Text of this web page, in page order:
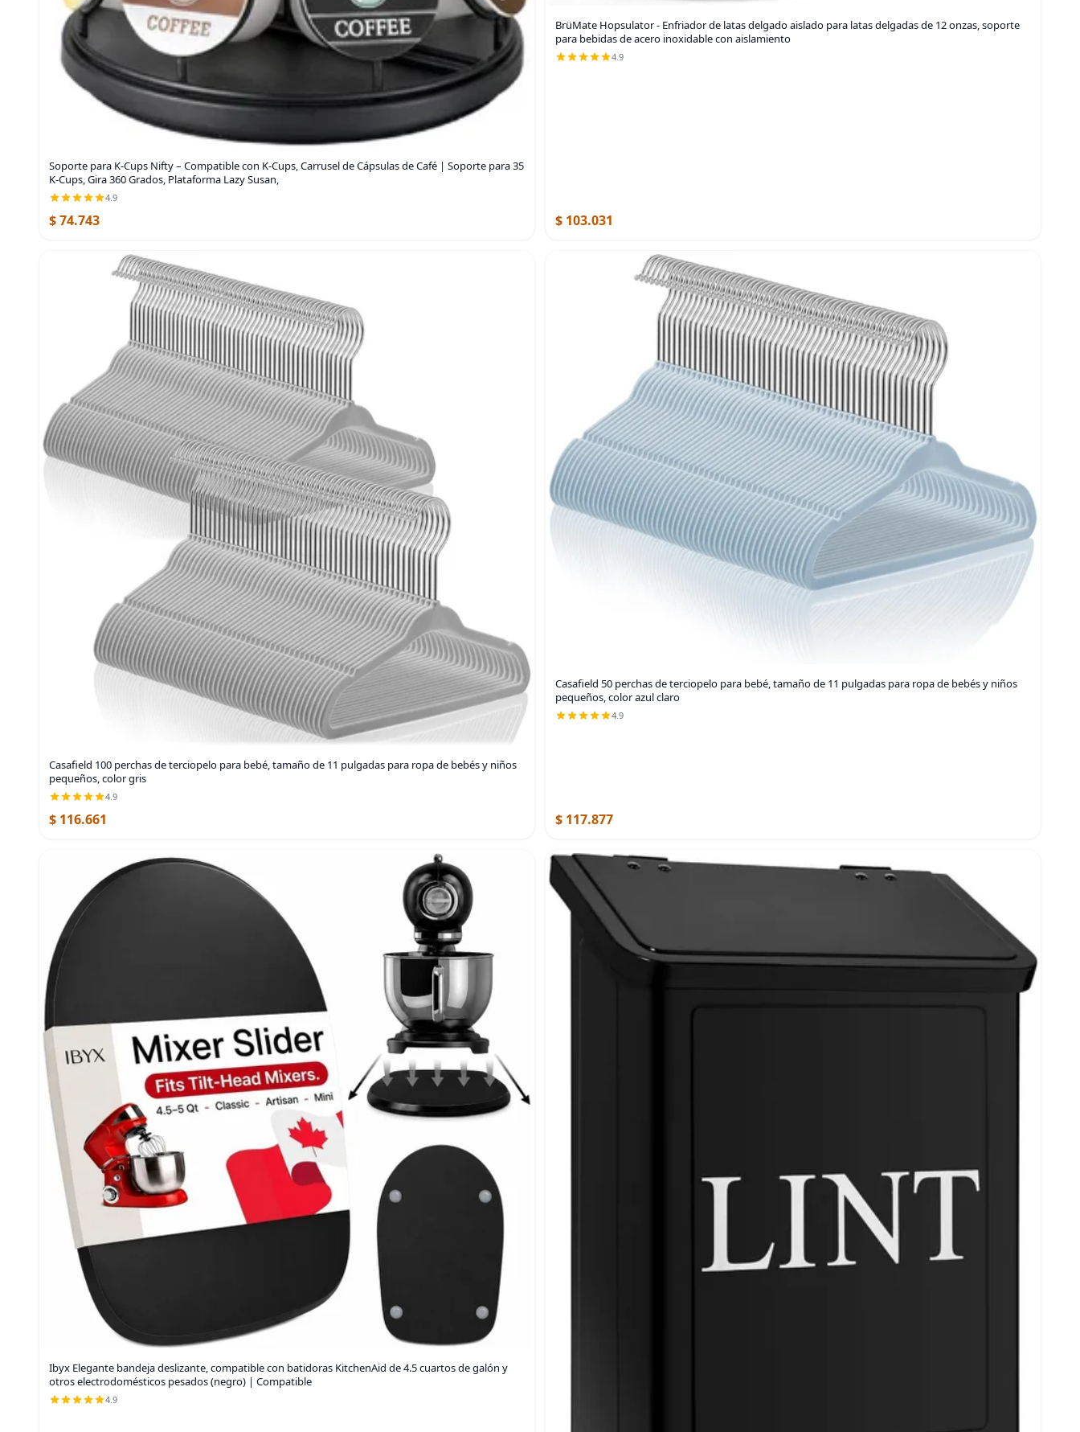
Soporte para K-Cups Nifty – Compatible con K-Cups, Carrusel de Cápsulas de Café | Soporte para 35
K-Cups, Gira 360 Grados, Plataforma Lazy Susan,
4.9
$ 74.743
BrüMate Hopsulator - Enfriador de latas delgado aislado para latas delgadas de 12 onzas, soporte
para bebidas de acero inoxidable con aislamiento
4.9
$ 103.031
Casafield 100 perchas de terciopelo para bebé, tamaño de 11 pulgadas para ropa de bebés y niños
pequeños, color gris
4.9
$ 116.661
Casafield 50 perchas de terciopelo para bebé, tamaño de 11 pulgadas para ropa de bebés y niños
pequeños, color azul claro
4.9
$ 117.877
Ibyx Elegante bandeja deslizante, compatible con batidoras KitchenAid de 4.5 cuartos de galón y
otros electrodomésticos pesados (negro) | Compatible
4.9